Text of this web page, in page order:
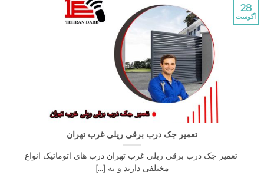
تعمیر جک درب برقی ریلی غرب تهران
جک درب برقی ریلی غرب تهران درب های اتوماتیک انواع
مختلفی دارند و به [...]